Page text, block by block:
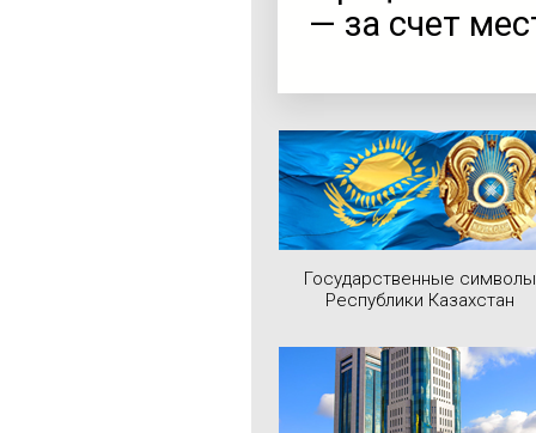
— за счет
Государственные символы
Республики Казахстан